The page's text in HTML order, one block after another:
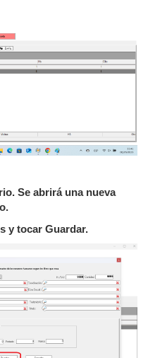
Se abrirá una nueva
y tocar Guardar.